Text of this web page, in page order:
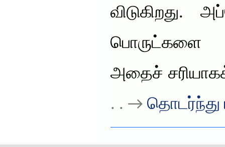
விடுகிறது.
பொருட்களை
அதைச்
. . → தொடர்ந்து